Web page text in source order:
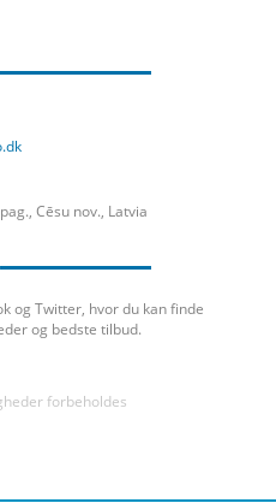
Cēsu nov., Latvia
og Twitter, hvor du kan finde
og bedste tilbud.
forbeholdes